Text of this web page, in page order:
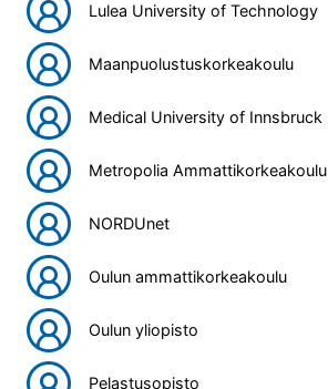
Lulea University of Technology
Maanpuolustuskorkeakoulu
Medical University of Innsbruck
Metropolia Ammattikorkeakoulu
NORDUnet
Oulun ammattikorkeakoulu
Oulun yliopisto
Pelastusopisto